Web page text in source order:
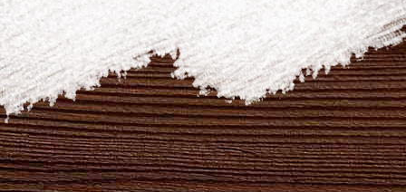
А чтобы нам удавалась справляться со всеми
трудностями - будем поддерживать, уважать
друг друга, проявлять лучшие человеческие
качества.
От всей души желаем вам и вашим близким
взаимопонимания, крепкого здоровья. счастья